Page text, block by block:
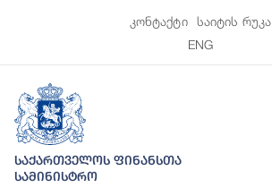
კონტაქტი
საიტის რუკა
ENG
საქართველოს ფინანსთა
სამინისტრო